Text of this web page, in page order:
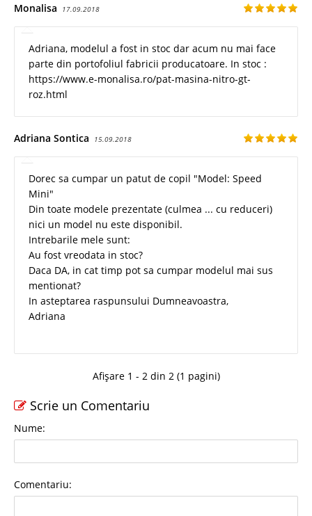
Monalisa 17.09.2018
Adriana, modelul a fost in stoc dar acum nu mai face
parte din portofoliul fabricii producatoare. In stoc :
https://www.e-monalisa.ro/pat-masina-nitro-gt-
roz.html
Adriana Sontica 15.09.2018
Dorec sa cumpar un patut de copil "Model: Speed
Mini"
Din toate modele prezentate (culmea ... cu reduceri)
nici un model nu este disponibil.
Intrebarile mele sunt:
Au fost vreodata in stoc?
Daca DA, in cat timp pot sa cumpar modelul mai sus
mentionat?
In asteptarea raspunsului Dumneavoastra,
Adriana
Afișare 1 - 2 din 2 (1 pagini)
Scrie un Comentariu
Nume:
Comentariu: